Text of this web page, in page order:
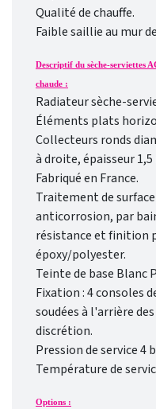
Qualité de chauffe.
Faible saillie au mur
Descriptif du sèche-serviettes
chaude :
Radiateur sèche-
Éléments plats
Collecteurs ronds
à droite, épaisseur
Fabriqué en France.
Traitement de
anticorrosion, par
résistance et finition
époxy/polyester.
Teinte de base Blanc
Fixation : 4 consoles
soudées à l'arrière
discrétion.
Pression de service 4
Température de
Options :